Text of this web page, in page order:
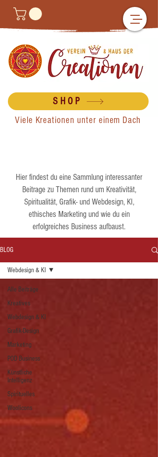
SHOP
Viele Kreationen unter einem Dach
Hier findest du eine Sammlung interessanter
Beitrage zu Themen rund um Kreativität,
Spiritualität, Grafik- und Webdesign, KI,
ethisches Marketing und wie du ein
erfolgreiches Business aufbaust.
BLOG
Alle Beiträge
Kreatives
Webdesign & KI
Grafik-Design
Marketing
POD Business
Künstliche
Intelligenz
Spirituelles
Woolicons
Webdesign & KI